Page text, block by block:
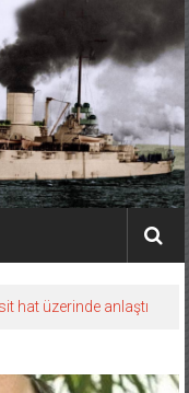
hat üzerinde anlaştı